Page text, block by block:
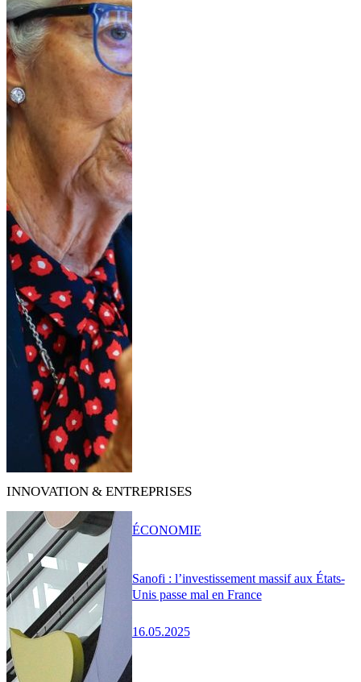
INNOVATION & ENTREPRISES
Sanofi : l’investissement massif aux États-
Unis passe mal en France
16.05.2025
ÉCONOMIE